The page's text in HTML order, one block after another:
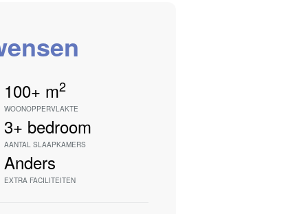
100+ m2
WOONOPPERVLAKTE
3+ bedroom
AANTAL SLAAPKAMERS
Anders
EXTRA FACILITEITEN